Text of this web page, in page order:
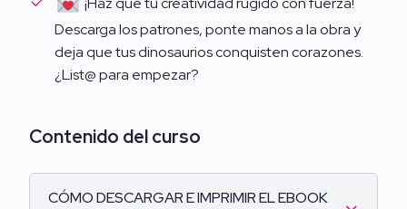
Perfecto para Talleres Creativos:Ideal para
organizar talleres en fiestas infantiles, cumpleaños o
actividades escolares. Los niños y niñas podrán crear
hecho con sus manos.
Estímulo a la Creatividad:Explora la combinación
de colores, texturas y detalles para personalizar tus
Descarga los patrones, ponte manos a la obra y
deja que tus dinosaurios conquisten corazones.
¿List@ para empezar?
Contenido del curso
CÓMO DESCARGAR E IMPRIMIR EL EBOOK